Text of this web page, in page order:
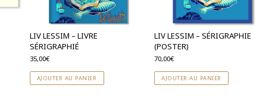
LIV LESSIM – LIVRE
SÉRIGRAPHIÉ
35,00€
AJOUTER AU PANIER
LIV LESSIM – SÉRIGRAPHIE
(POSTER)
70,00€
AJOUTER AU PANIER